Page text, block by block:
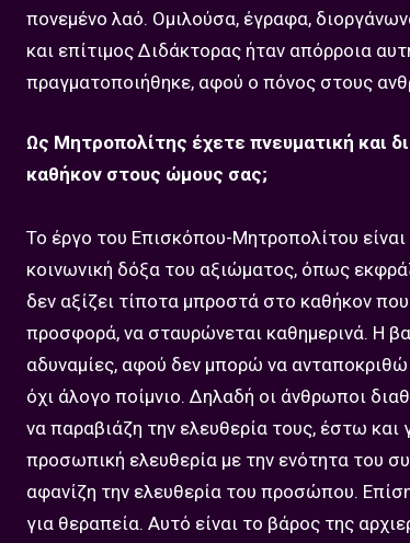
πονεμένο λαό. Ομιλούσα, έγραφα,
και επίτιμος Διδάκτορας ήταν απόρροια
πραγματοποιήθηκε, αφού ο πόνος στους
Ως Μητροπολίτης έχετε πνευματική και
καθήκον στους ώμους σας;
Το έργο του Επισκόπου-Μητροπολίτου
κοινωνική δόξα του αξιώματος, όπως
δεν αξίζει τίποτα μπροστά στο καθήκον
προσφορά, να σταυρώνεται καθημερινά. Η
αδυναμίες, αφού δεν μπορώ να
όχι άλογο ποίμνιο. Δηλαδή οι άνθρωποι
να παραβιάζη την ελευθερία τους, έστω
προσωπική ελευθερία με την ενότητα του
αφανίζη την ελευθερία του προσώπου.
για θεραπεία. Αυτό είναι το βάρος της